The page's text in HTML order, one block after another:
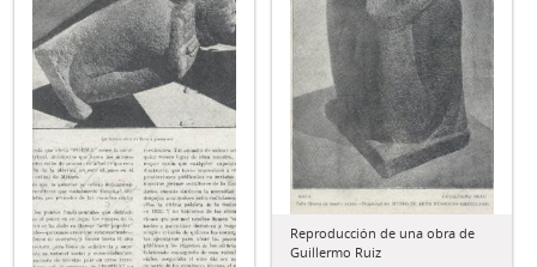
Reproducción de una obra de
Guillermo Ruiz